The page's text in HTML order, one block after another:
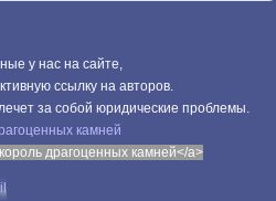
у нас на сайте,
ссылку на авторов.
за собой юридические проблемы.
камней
драгоценных камней</a>